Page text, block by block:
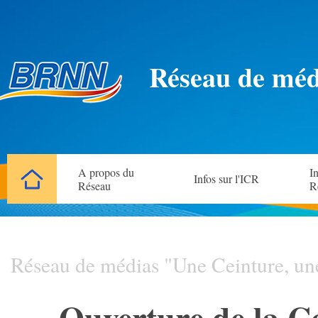
Réseau de
A propos du
Réseau
Infos sur l'ICR
Réseau de médias "Une Ceinture,